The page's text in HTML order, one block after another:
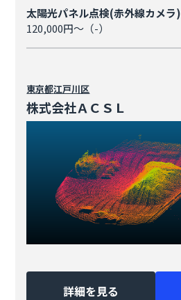
太陽光パネル点検(赤外線カメラ)
120,000円～（-）
東京都江戸川区
株式会社ＡＣＳＬ
詳細を見る